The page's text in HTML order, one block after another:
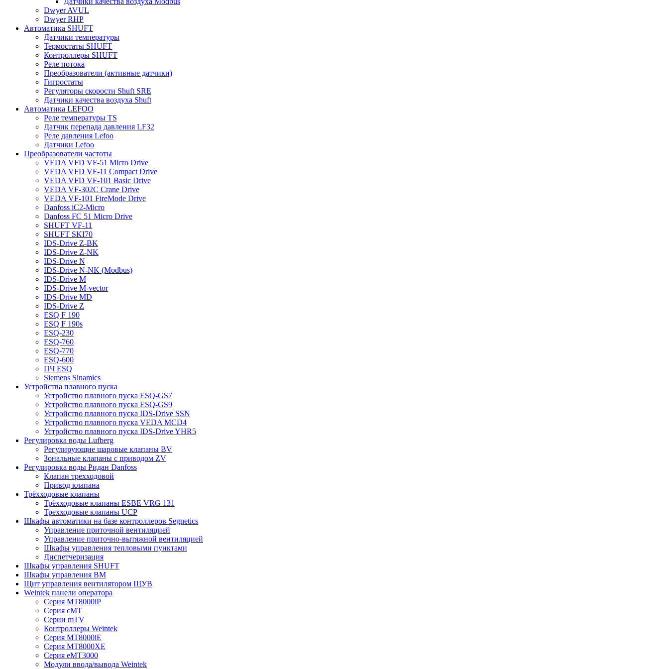
Dwyer AVUL
Dwyer RHP
Автоматика SHUFT
Датчики температуры
Термостаты SHUFT
Контроллеры SHUFT
Реле потока
Преобразователи (активные датчики)
Гигростаты
Регуляторы скорости Shuft SRE
Датчики качества воздуха Shuft
Автоматика LEFOO
Реле температуры TS
Датчик перепада давления LF32
Реле давления Lefoo
Датчики Lefoo
Преобразователи частоты
VEDA VFD VF-51 Micro Drive
VEDA VFD VF-11 Compact Drive
VEDA VFD VF-101 Basic Drive
VEDA VF-302C Crane Drive
VEDA VF-101 FireMode Drive
Danfoss iC2-Micro
Danfoss FC 51 Micro Drive
SHUFT VF-11
SHUFT SKI70
IDS-Drive Z-BK
IDS-Drive Z-NK
IDS-Drive N
IDS-Drive N-NK (Modbus)
IDS-Drive M
IDS-Drive M-vector
IDS-Drive MD
IDS-Drive Z
ESQ F 190
ESQ F 190s
ESQ-230
ESQ-760
ESQ-770
ESQ-600
ПЧ ESQ
Siemens Sinamics
Устройства плавного пуска
Устройство плавного пуска ESQ-GS7
Устройство плавного пуска ESQ-GS9
Устройство плавного пуска IDS-Drive SSN
Устройство плавного пуска VEDA MCD4
Устройство плавного пуска IDS-Drive YHR5
Регулировка воды Lufberg
Регулирующие шаровые клапаны BV
Зональные клапаны с приводом ZV
Регулировка воды Ридан Danfoss
Клапан трехходовой
Привод клапана
Трёхходовые клапаны
Трёхходовые клапаны ESBE VRG 131
Трехходовые клапаны UCP
Шкафы автоматики на базе контроллеров Segnetics
Управление приточной вентиляцией
Управление приточно-вытяжной вентиляцией
Шкафы управления тепловыми пунктами
Диспетчеризация
Шкафы управления SHUFT
Шкафы управления BM
Щит управления вентилятором ЩУВ
Weintek панели оператора
Серия MT8000iP
Серия cMT
Серии mTV
Контроллеры Weintek
Серия MT8000iE
Серия MT8000XE
Серия eMT3000
Модули ввода/вывода Weintek